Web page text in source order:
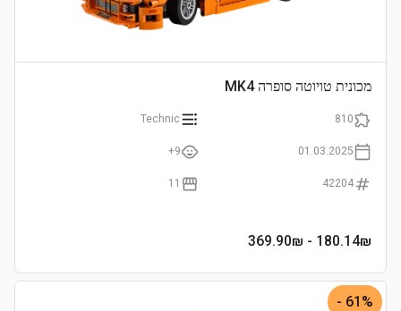
מכונית טויוטה סופרה MK4
810
Technic
01.03.2025
9+
42204
11
180.14₪
- 369.90₪
61% -